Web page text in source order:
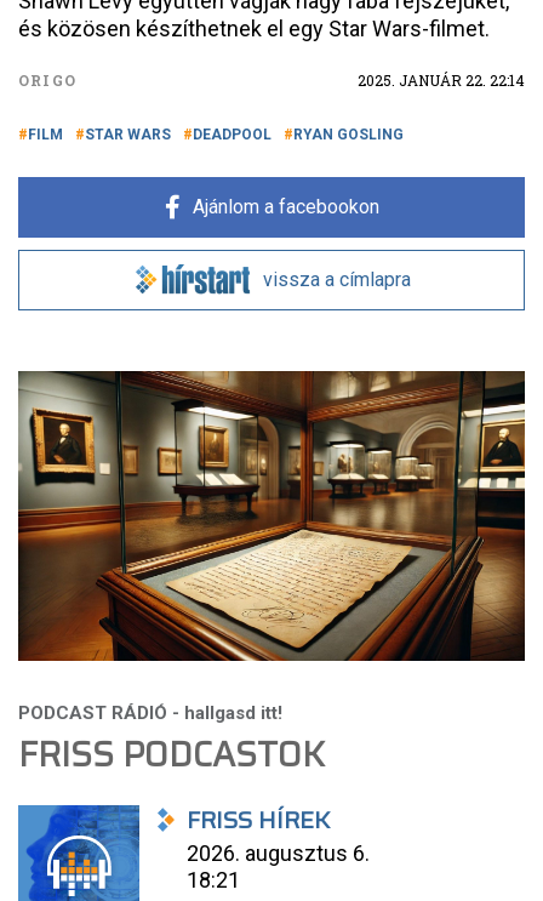
és közösen készíthetnek el egy Star Wars-filmet.
ORIGO 2025. JANUÁR 22. 22:14
FILM STAR WARS DEADPOOL RYAN GOSLING
Ajánlom a facebookon
vissza a címlapra
FRISS PODCASTOK
FRISS HÍREK
2026. augusztus 6.
18:21